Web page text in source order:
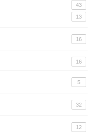
43
13
16
16
5
32
12